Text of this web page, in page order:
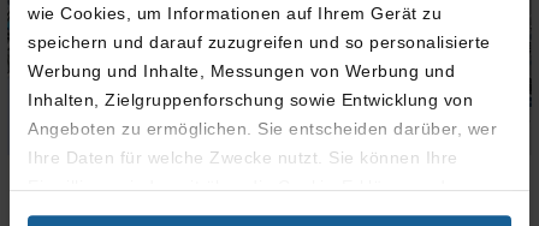
wie Cookies, um Informationen auf Ihrem Gerät zu
speichern und darauf zuzugreifen und so personalisierte
Werbung und Inhalte, Messungen von Werbung und
Inhalten, Zielgruppenforschung sowie Entwicklung von
Angeboten zu ermöglichen. Sie entscheiden darüber, wer
Ihre Daten für welche Zwecke nutzt. Sie können Ihre
Einwilligung jederzeit über die Cookie-Erklärung oder
durch Klicken auf das Privacy Trigger Symbol ändern oder